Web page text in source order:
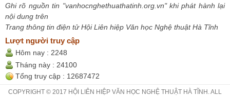
Ghi rõ nguồn tin "vanhocnghethuathatinh.org.vn" khi phát hành lại
nội dung trên
Trang thông tin điện tử Hội Liên hiệp Văn học Nghệ thuật Hà Tĩnh
Lượt người truy cập
Hôm nay : 2248
Tháng này : 24100
Tổng truy cập : 12687472
COPYRIGHT © 2017 HỘI LIÊN HIỆP VĂN HỌC NGHỆ THUẬT HÀ TĨNH. ALL